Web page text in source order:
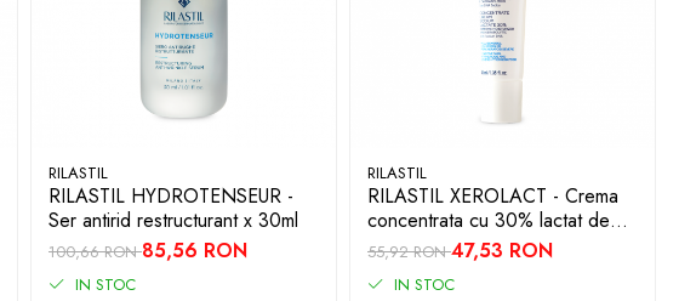
RILASTIL
RILASTIL HYDROTENSEUR -
Ser antirid restructurant x 30ml
100,66 RON85,56 RON
IN STOC
RILASTIL
RILASTIL XEROLACT - Crema
concentrata cu 30% lactat de
sodiu x 40ml
55,92 RON47,53 RON
IN STOC